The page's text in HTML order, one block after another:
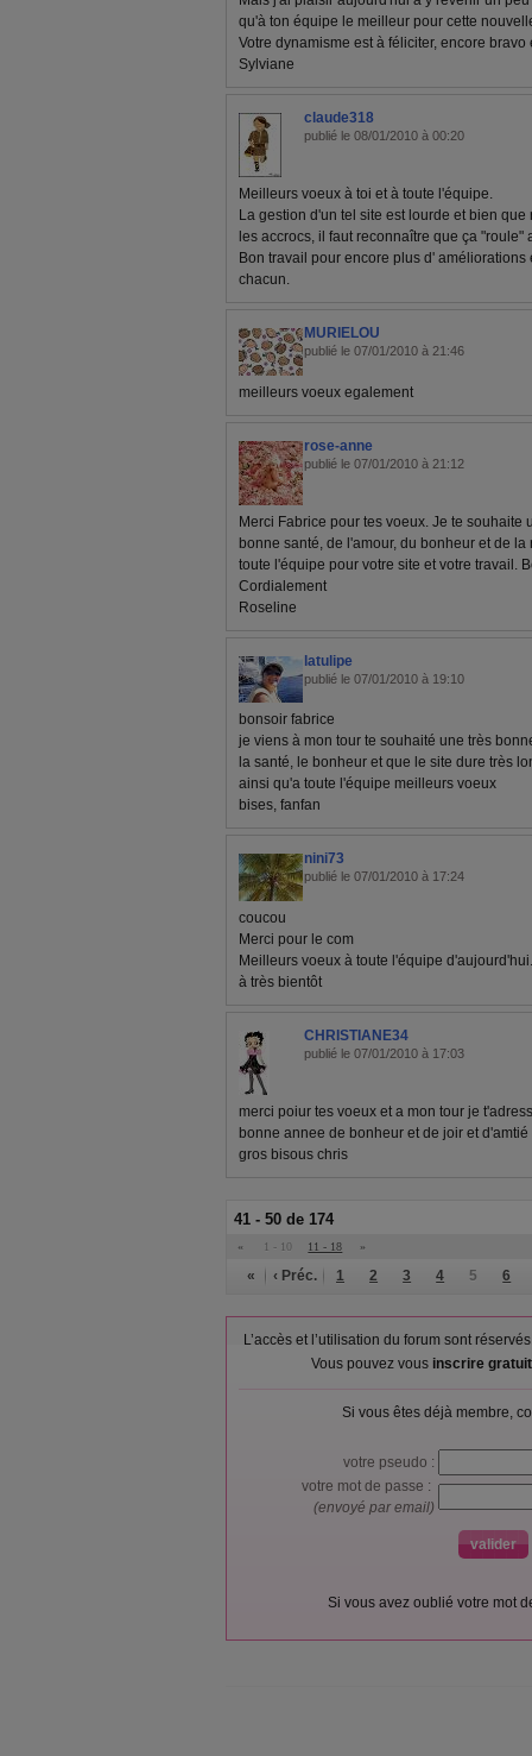
qu'à ton équipe le meilleur pour cette
Votre dynamisme est à féliciter, encore
Sylviane
claude318
publié le 08/01/2010 à 00:20
Meilleurs voeux à toi et à toute l'équipe.
La gestion d'un tel site est lourde et bien
les accrocs, il faut reconnaître que ça "roule"
Bon travail pour encore plus d'
chacun.
MURIELOU
publié le 07/01/2010 à 21:46
meilleurs voeux egalement
rose-anne
publié le 07/01/2010 à 21:12
Merci Fabrice pour tes voeux. Je te
bonne santé, de l'amour, du bonheur et de
toute l'équipe pour votre site et votre travail.
Cordialement
Roseline
latulipe
publié le 07/01/2010 à 19:10
bonsoir fabrice
je viens à mon tour te souhaité une très
la santé, le bonheur et que le site dure très
ainsi qu'a toute l'équipe meilleurs voeux
bises, fanfan
nini73
publié le 07/01/2010 à 17:24
coucou
Merci pour le com
Meilleurs voeux à toute l'équipe
à très bientôt
CHRISTIANE34
publié le 07/01/2010 à 17:03
merci poiur tes voeux et a mon tour je
bonne annee de bonheur et de joir et d'amtié
gros bisous chris
41 - 50 de 174
« 1 - 10 11 - 18 »
« ‹ Préc. 1 2 3 4 5 6
L’accès et l’utilisation du forum sont
Vous pouvez vous inscrire
Si vous êtes déjà membre,
votre pseudo :
votre mot de passe :
(envoyé par email)
Si vous avez oublié votre mot